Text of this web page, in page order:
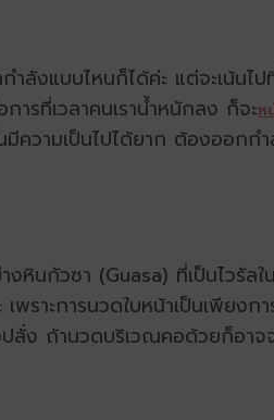
ลังแบบไหนก็ได้ค่ะ แต่จะเน้นไ
รที่เวลาคนเราน้ำหนักลง ก็จะห
ความเป็นไปได้ยาก ต้องออก
หินกัวซา (Guasa) ที่เป็นไวรั
ราะการนวดใบหน้าเป็นเพียงก
ปลั่ง ถ้านวดบริเวณคอด้วยก็อาจ